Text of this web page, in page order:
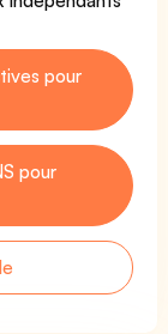
pour
pour